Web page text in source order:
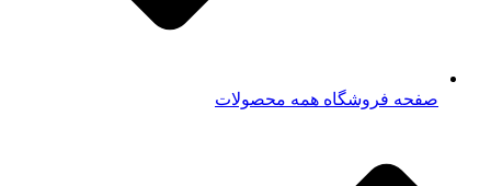
صفحه فروشگاه همه محصولات​